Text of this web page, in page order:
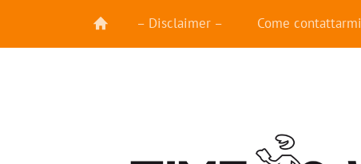
– Disclaimer – Come contattarmi